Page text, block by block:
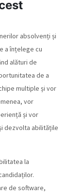
absolvenți și
a înțelege cu
alături de
de a
multiple și vor
vor
și vor
dezvolta abilitățile
la
de software,